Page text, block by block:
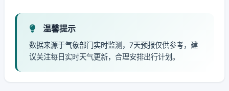
温馨提示
数据来源于气象部门实时监测，7天预报仅供参考，建
议关注每日实时天气更新，合理安排出行计划。